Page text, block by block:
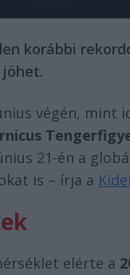
korábbi
végén, mint
21-én a
is – írja a
elérte a